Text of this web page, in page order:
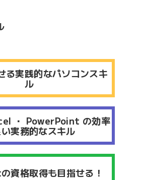
る実践的なパソコンスキ
ル
・ PowerPoint の効率
実務的なスキル
資格取得も目指せる！